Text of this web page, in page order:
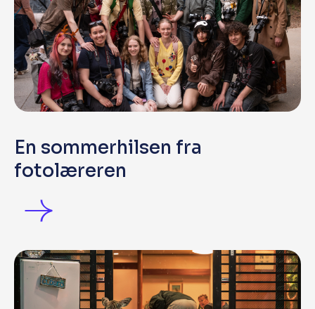
En sommerhilsen fra
fotolæreren